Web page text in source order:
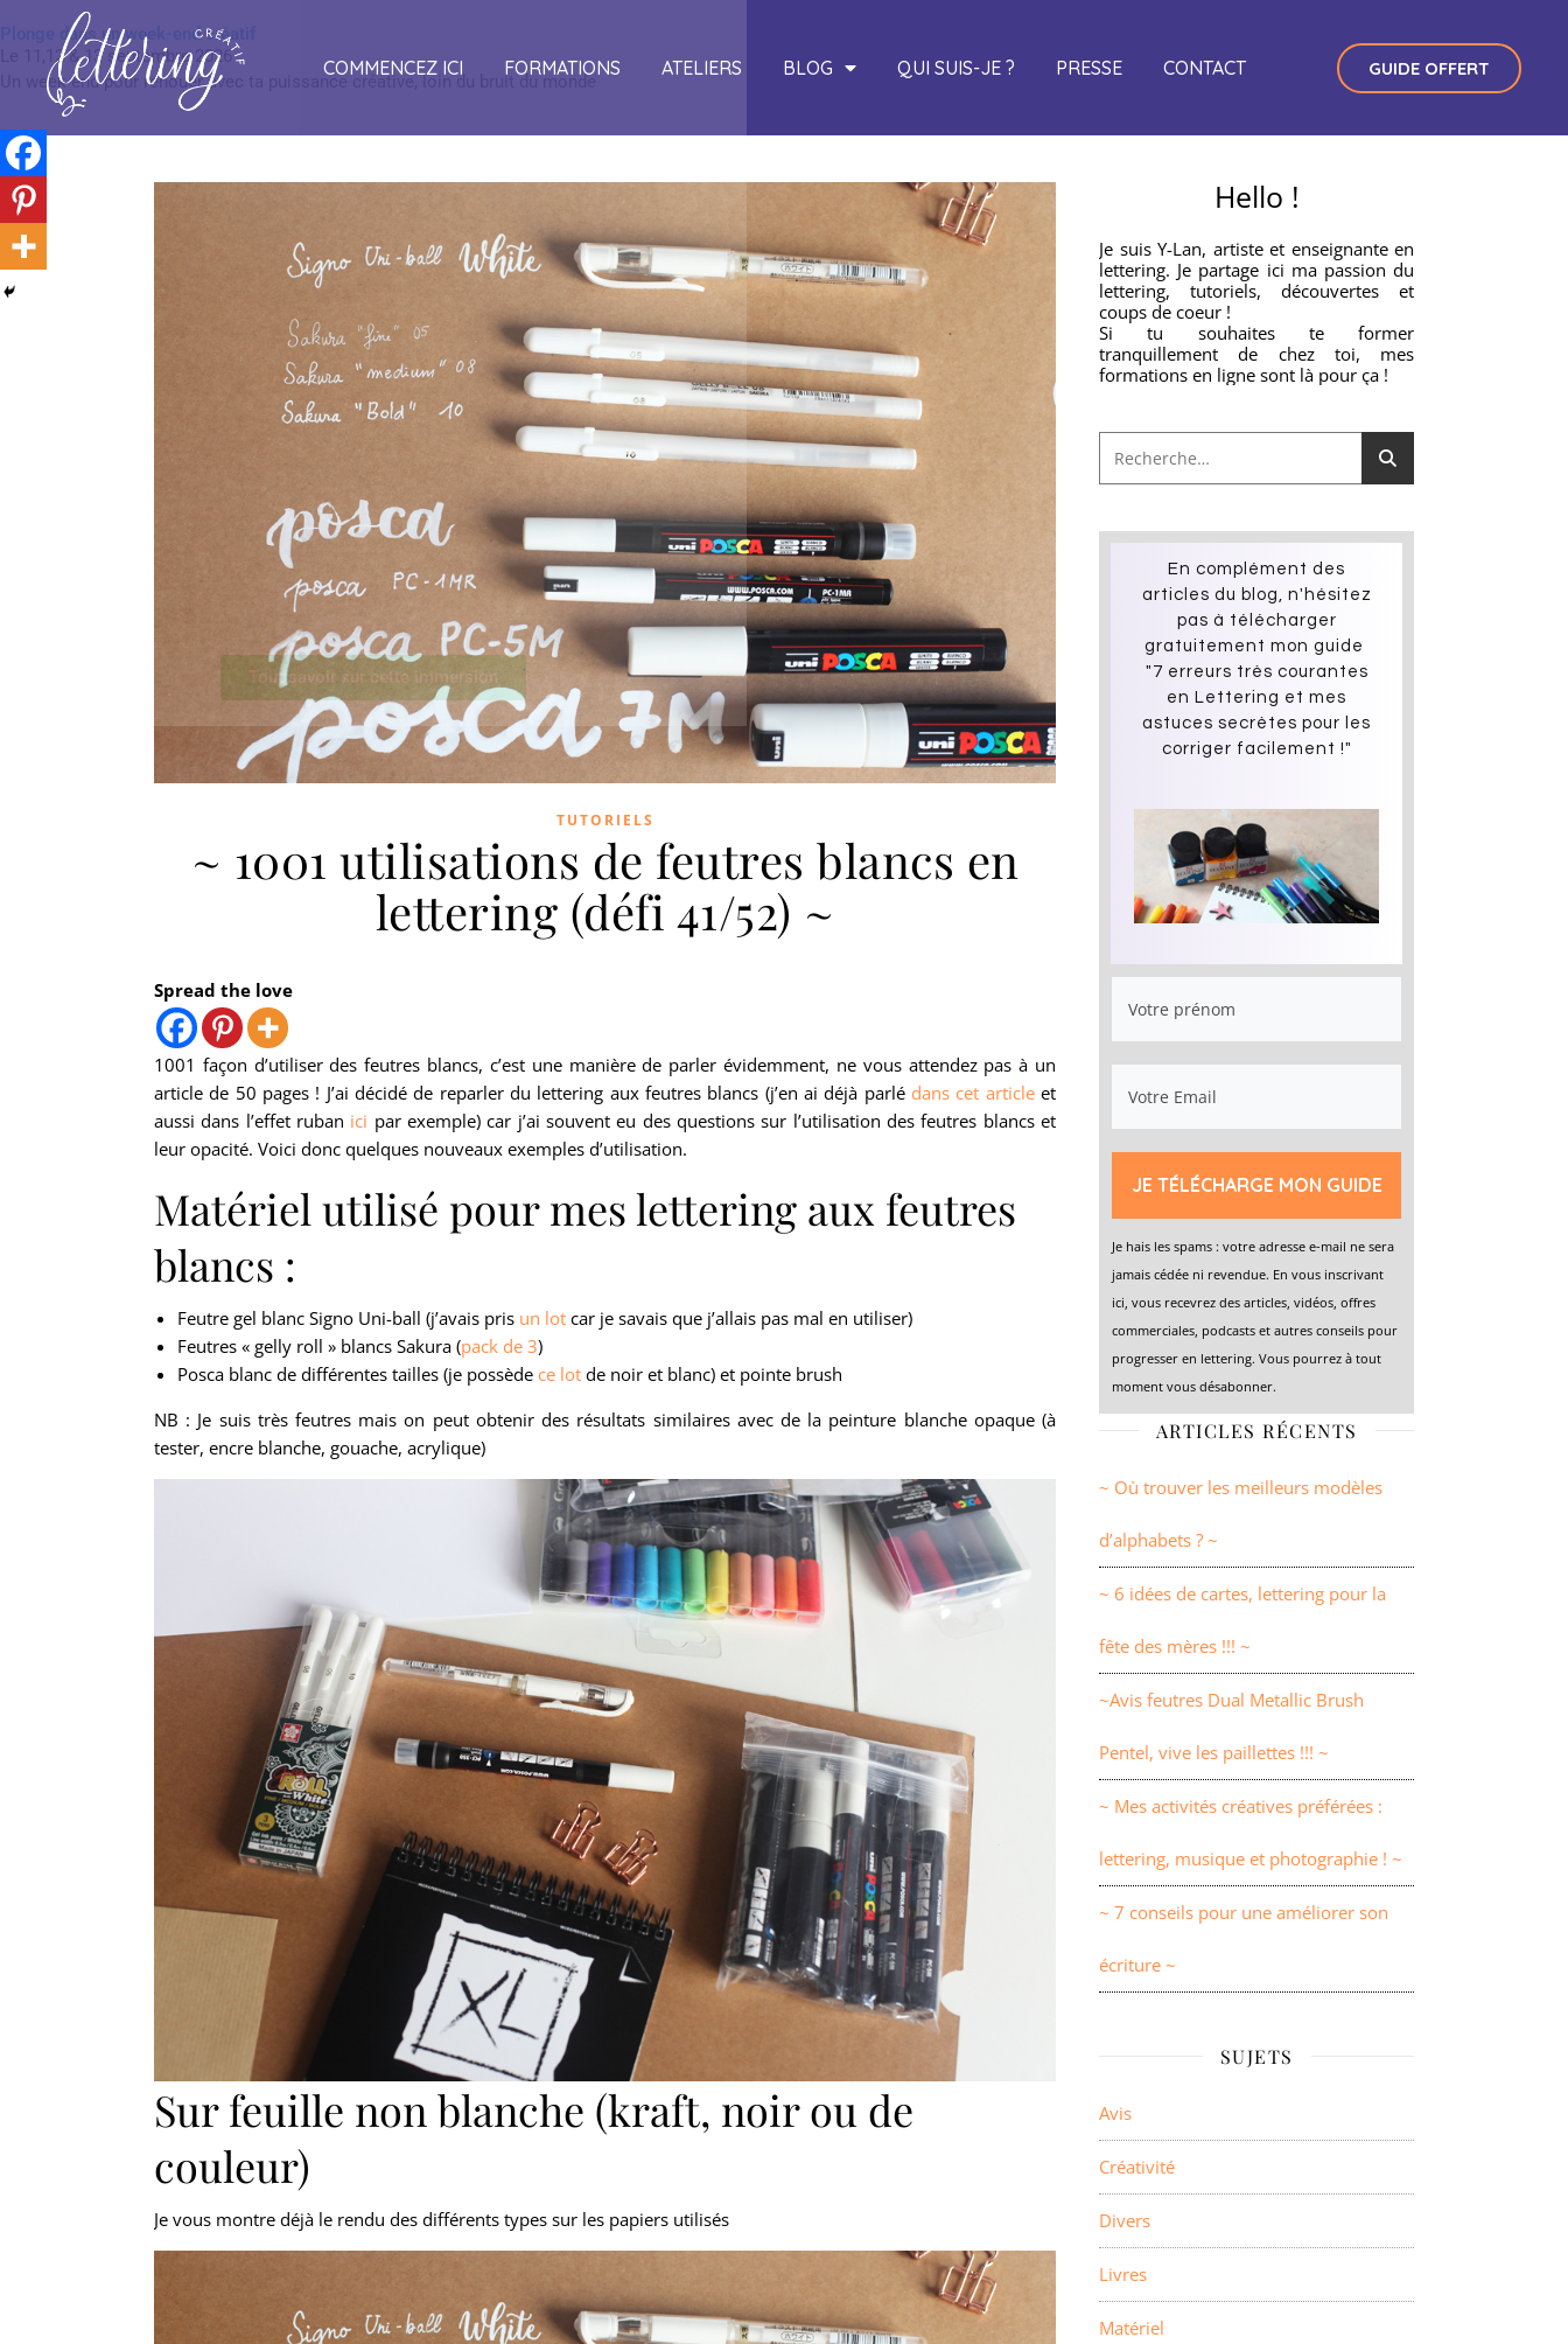
COMMENCEZ ICI FORMATIONS ATELIERS BLOG QUI SUIS-JE ? PRESSE CONTACT GUIDE OFFERT
TUTORIELS
~ 1001 utilisations de feutres blancs en
lettering (défi 41/52) ~
Spread the love
1001 façon d’utiliser des feutres blancs, c’est une manière de parler évidemment, ne vous attendez pas à un
article de 50 pages ! J’ai décidé de reparler du lettering aux feutres blancs (j’en ai déjà parlé dans cet articleet
aussi dans l’effet ruban ici par exemple) car j’ai souvent eu des questions sur l’utilisation des feutres blancs et
leur opacité. Voici donc quelques nouveaux exemples d’utilisation.
Matériel utilisé pour mes lettering aux feutres
blancs :
Feutre gel blanc Signo Uni-ball (j’avais pris un lot car je savais que j’allais pas mal en utiliser)
Feutres « gelly roll » blancs Sakura (pack de 3)
Posca blanc de différentes tailles (je possède ce lot de noir et blanc) et pointe brush
NB : Je suis très feutres mais on peut obtenir des résultats similaires avec de la peinture blanche opaque (à
tester, encre blanche, gouache, acrylique)
Sur feuille non blanche (kraft, noir ou de
couleur)
Je vous montre déjà le rendu des différents types sur les papiers utilisés
Hello !
Je suis Y-Lan, artiste et enseignante en
lettering. Je partage ici ma passion du
lettering, tutoriels, découvertes et
coups de coeur !
Si tu souhaites te former
tranquillement de chez toi, mes
formations en ligne sont là pour ça !
En complément des
articles du blog, n'hésitez
pas à télécharger
gratuitement mon guide
"7 erreurs très courantes
en Lettering et mes
astuces secrètes pour les
corriger facilement !"
JE TÉLÉCHARGE MON GUIDE
Je hais les spams : votre adresse e-mail ne sera
jamais cédée ni revendue. En vous inscrivant
ici, vous recevrez des articles, vidéos, offres
commerciales, podcasts et autres conseils pour
progresser en lettering. Vous pourrez à tout
moment vous désabonner.
ARTICLES RÉCENTS
~ Où trouver les meilleurs modèles
d’alphabets ? ~
~ 6 idées de cartes, lettering pour la
fête des mères !!! ~
~Avis feutres Dual Metallic Brush
Pentel, vive les paillettes !!! ~
~ Mes activités créatives préférées :
lettering, musique et photographie ! ~
~ 7 conseils pour une améliorer son
écriture ~
SUJETS
Avis
Créativité
Divers
Livres
Matériel
Plonge dans un week-end créatif
Le 11,12 & 13 septembre 2026
Un week-end pour renouer avec ta puissance créative, loin du bruit du monde